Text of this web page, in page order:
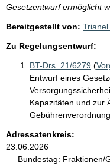
Gesetzentwurf ermöglicht
Bereitgestellt von: Trianel
Zu Regelungsentwurf:
BT-Drs. 21/6279 (
Entwurf eines
Kapazitäten und zur
Adressatenkreis:
23.06.2026
Bundestag: Fraktionen/